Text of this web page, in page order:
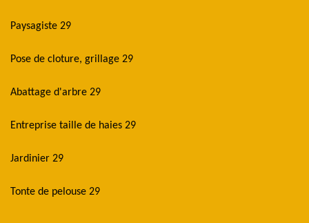
Paysagiste 29
Pose de cloture, grillage 29
Abattage d'arbre 29
Entreprise taille de haies 29
Jardinier 29
Tonte de pelouse 29